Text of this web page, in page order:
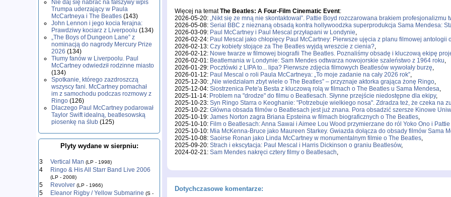
Nie daj się nabrać na fałszywy wpis
Trumpa uderzający w Paula
McCartneya i The Beatles (143)
John Lennon i jego kocia ferajna:
Prawdziwy kociarz z Liverpoolu (134)
„The Boys of Dungeon Lane” z
nominacją do nagrody Mercury Prize
2026 (134)
Tłumy fanów w Liverpoolu. Paul
McCartney odwiedził rodzinne miasto
(134)
Spotkanie, którego zazdroszczą
wszyscy fani. McCartney pomachał
im z samochodu podczas rozmowy z
Ringo (126)
Dlaczego Paul McCartney podarował
Taylor Swift idealną, beatlesowską
piosenkę na ślub (125)
Plyty wydane w sierpniu:
3 Vertical Man (LP - 1998)
4 Ringo & His All Starr Band Live 2006
(LP - 2008)
5 Revolver (LP - 1966)
5 Eleanor Rigby / Yellow Submarine (S -
Więcej na tematThe Beatles: A Four-Film Cinematic Event:
2026-05-20: „Nikt się ze mną nie skontaktował”. Pattie Boyd rozczarowana brakiem profesjonalizmu
2026-05-08: Serial BBC z nieznaną obsadą kontra hollywoodzka superprodukcja Sama Mendesa:
2026-03-09: Paul McCartney i Paul Mescal przyłapani w Londynie
2026-02-24: Paul Mescal jako chłopięcy Paul McCartney: Pierwsze ujęcia z planu filmowej antologii
2026-02-13: Czy kobiety stojące za The Beatles wyjdą wreszcie z cienia?
2026-02-12: Nowe twarze w filmowej biografii The Beatles. Poznaliśmy obsadę i kluczową ekipę
2026-02-01: Beatlemania w Londynie: Sam Mendes odtwarza nowojorskie szaleństwo z 1964 roku
2026-01-29: Pocztówki z LIPA to... lipa? Pierwsze zdjęcia filmowych Beatlesów wywołały burzę
2026-01-12: Paul Mescal o roli Paula McCartneya: „To moje zadanie na cały 2026 rok”
2025-12-30: „Nie wiedziałam zbyt wiele o The Beatles” – przyznaje aktorka grająca żonę Ringo
2025-12-04: Siostrzenica Pete'a Besta z kluczową rolą w filmach o The Beatles u Sama Mendesa
2025-11-14: Problem na "drodze" do filmu o Beatlesach. Słynne przejście niedostępne dla ekipy,
2025-10-23: Syn Ringo Starra o Keoghanie: "Potrzebuje wielkiego nosa". Zdradza też, że czeka na
2025-10-22: Główna obsada filmów o Beatlesach jest już znana. Pora obsadzić szersze Kinowe
2025-10-19: James Norton zagra Briana Epsteina w filmach biograficznych o The Beatles
2025-10-10: Film o Beatlesach: Anna Sawai i Aimee Lou Wood przymierzane do ról Yoko Ono i Pattie
2025-10-10: Mia McKenna-Bruce jako Maureen Starkey. Gwiazda dołącza do obsady filmów Sama
2025-10-08: Saoirse Ronan jako Linda McCartney w monumentalnym filmie o The Beatles
2025-09-20: Strach i ekscytacja: Paul Mescal i Harris Dickinson o graniu Beatlesów,
2024-02-21: Sam Mendes nakręci cztery filmy o Beatlesach
Dotychczasowe komentarze: